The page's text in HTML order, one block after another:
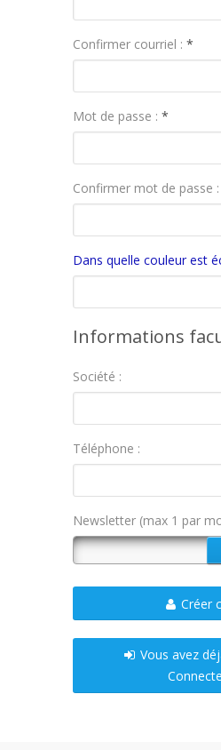
Confirmer courriel : *
Mot de passe : *
Confirmer mot de passe :
Dans quelle couleur est
Informations
Société :
Téléphone :
Newsletter (max 1 par
Créer
Vous avez